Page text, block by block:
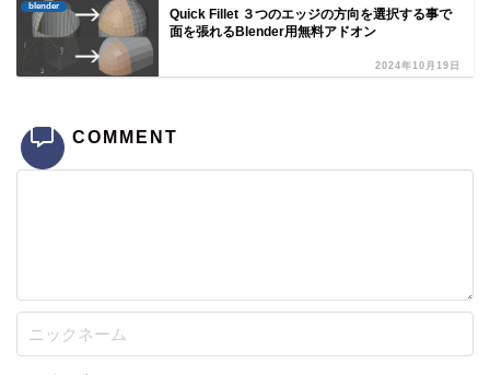
blender
Quick Fillet ３つのエッジの方向を選択する事で
面を張れるBlender用無料アドオン
2024年10月19日
COMMENT